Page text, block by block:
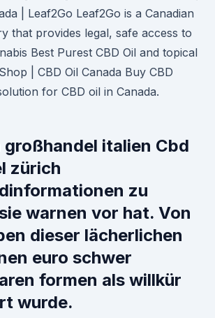
| Leaf2Go Leaf2Go is a Canadian
that provides legal, safe access to
Best Purest CBD Oil and topical
| CBD Oil Canada Buy CBD
for CBD oil in Canada.
großhandel italien Cbd
zürich
zu
warnen vor hat. Von
dieser lächerlichen
euro schwer
formen als willkür
wurde.